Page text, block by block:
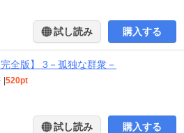
試し読み 購入する
全版】 3－孤独な群衆－
520pt
試し読み 購入する